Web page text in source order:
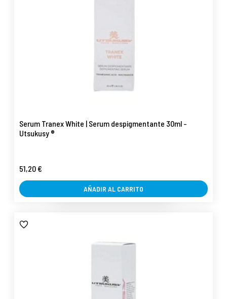
Serum Tranex White | Serum despigmentante 30ml -
Utsukusy ®
51,20 €
AÑADIR AL CARRITO